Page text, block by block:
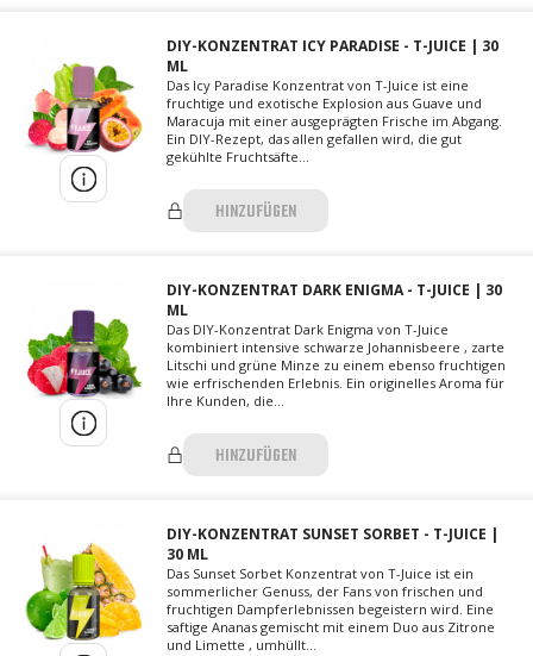
DIY-KONZENTRAT ICY PARADISE - T-JUICE | 30
ML
Das Icy Paradise Konzentrat von T-Juice ist eine
fruchtige und exotische Explosion aus Guave und
Maracuja mit einer ausgeprägten Frische im Abgang.
Ein DIY-Rezept, das allen gefallen wird, die gut
gekühlte Fruchtsäfte...
HINZUFÜGEN
DIY-KONZENTRAT DARK ENIGMA - T-JUICE | 30
ML
Das DIY-Konzentrat Dark Enigma von T-Juice
kombiniert intensive schwarze Johannisbeere , zarte
Litschi und grüne Minze zu einem ebenso fruchtigen
wie erfrischenden Erlebnis. Ein originelles Aroma für
Ihre Kunden, die...
HINZUFÜGEN
DIY-KONZENTRAT SUNSET SORBET - T-JUICE |
30 ML
Das Sunset Sorbet Konzentrat von T-Juice ist ein
sommerlicher Genuss, der Fans von frischen und
fruchtigen Dampferlebnissen begeistern wird. Eine
saftige Ananas gemischt mit einem Duo aus Zitrone
und Limette , umhüllt...